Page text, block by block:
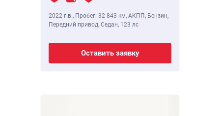
2022 г.в., Пробег: 32 843 км, АКПП, Бензин,
Передний привод, Седан, 123 лс
Оставить заявку